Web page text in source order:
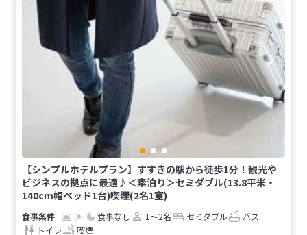
【シンプルホテルプラン】すすきの駅から徒歩1分！観光や
ビジネスの拠点に最適♪＜素泊り＞セミダブル(13.8平米・
140cm幅ベッド1台)喫煙(2名1室)
食事なし 1～2名 セミダブル
バス
トイレ
喫煙